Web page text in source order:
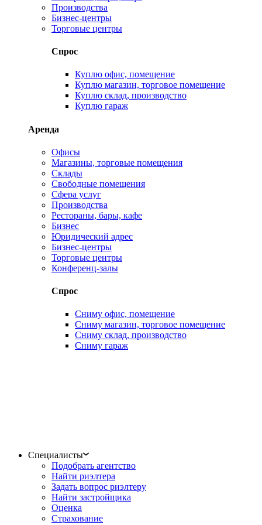
Производства
Бизнес-центры
Торговые центры
Спрос
Куплю офис, помещение
Куплю магазин, торговое помещение
Куплю склад, производство
Куплю гараж
Аренда
Офисы
Магазины, торговые помещения
Склады
Свободные помещения
Сфера услуг
Производства
Рестораны, бары, кафе
Бизнес
Юридический адрес
Бизнес-центры
Торговые центры
Конференц-залы
Спрос
Сниму офис, помещение
Сниму магазин, торговое помещение
Сниму склад, производство
Сниму гараж
Специалисты
Подобрать агентство
Найти риэлтера
Задать вопрос риэлтеру
Найти застройщика
Оценка
Страхование